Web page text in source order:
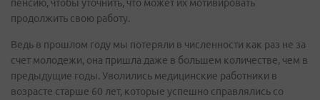
пенсию, чтобы уточнить, что может их мотивировать
продолжить свою работу.
Ведь в прошлом году мы потеряли в численности как раз не за
счет молодежи, она пришла даже в большем количестве, чем в
предыдущие годы. Уволились медицинские работники в
возрасте старше 60 лет, которые успешно справлялись со